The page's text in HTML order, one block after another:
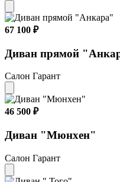
67 100 ₽
Диван прямой
Салон Гарант
46 500 ₽
Диван "Мюнхен"
Салон Гарант